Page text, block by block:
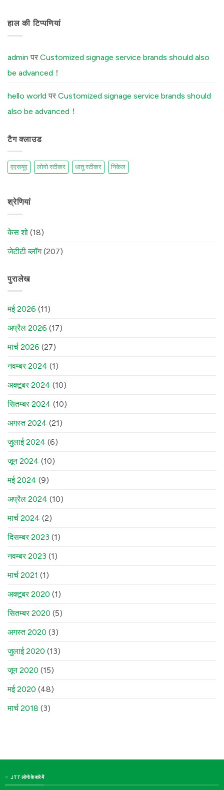
Labels
में
UK
Boutique
The
Secret
Aluminum
Stickers
Off
Our
Factory
It)
हाल की टिप्पणियां
admin पर Customized signage service brands should also
be advanced！
hello world पर Customized signage service brands should
also be advanced！
टैग क्लाउड
एएसयूए लोगो स्टीकर धातु स्टीकर निकेल
श्रेणियां
केस शो (18)
जेटीटी ब्लॉग(207)
पुरालेख
मई 2026 (11)
अप्रैल 2026 (17)
मार्च 2026 (27)
नवम्बर 2024 (1)
अक्टूबर 2024 (10)
सितम्बर 2024 (10)
अगस्त 2024 (21)
जुलाई 2024 (6)
जून 2024 (10)
मई 2024 (9)
अप्रैल 2024 (10)
मार्च 2024 (2)
दिसम्बर 2023 (1)
नवम्बर 2023 (1)
मार्च 2021 (1)
अक्टूबर 2020 (1)
सितम्बर 2020 (5)
अगस्त 2020 (3)
जुलाई 2020 (13)
जून 2020 (15)
मई 2020 (48)
मार्च 2018 (3)
JTT लोगो के बारे में